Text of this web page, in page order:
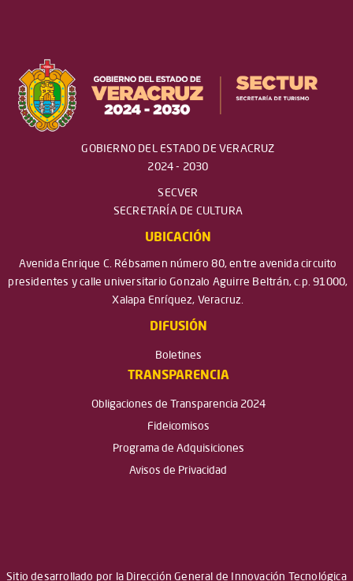
GOBIERNO DEL ESTADO DE VERACRUZ
2024 - 2030
SECVER
SECRETARÍA DE CULTURA
UBICACIÓN
Avenida Enrique C. Rébsamen número 80, entre avenida circuito
presidentes y calle universitario Gonzalo Aguirre Beltrán, c.p. 91000,
Xalapa Enríquez, Veracruz.
DIFUSIÓN
Boletines
TRANSPARENCIA
Obligaciones de Transparencia 2024
Fideicomisos
Programa de Adquisiciones
Avisos de Privacidad
Sitio desarrollado por la Dirección General de Innovación Tecnológica